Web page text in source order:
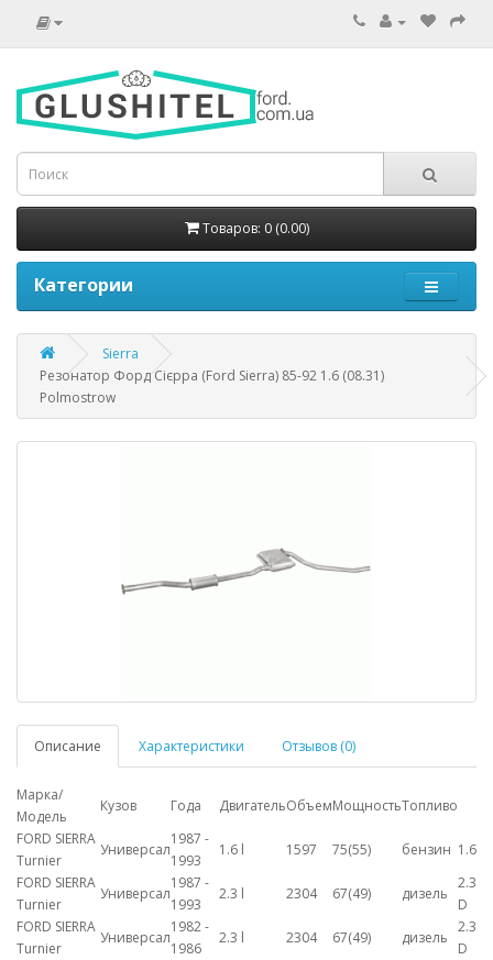
Товаров: 0 (0.00)
Категории
Sierra
Резонатор Форд Сієрра (Ford Sierra) 85-92 1.6 (08.31)
Polmostrow
Описание Характеристики Отзывов (0)
Марка/
Модель
Кузов Года ДвигательОбъемМощностьТопливо
FORD SIERRA
Turnier
Универсал
1987 -
1993
1.6 l 1597 75(55) бензин 1.6
FORD SIERRA
Turnier
Универсал
1987 -
1993
2.3 l 2304 67(49) дизель
2.3
D
FORD SIERRA
Turnier
Универсал
1982 -
1986
2.3 l 2304 67(49) дизель
2.3
D